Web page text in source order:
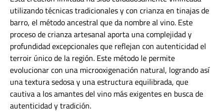
utilizando técnicas tradicionales y con crianza en tinajas de
barro, el método ancestral que da nombre al vino. Este
proceso de crianza artesanal aporta una complejidad y
profundidad excepcionales que reflejan con autenticidad el
terroir único de la región. Este método le permite
evolucionar con una microoxigenación natural, logrando así
una textura sedosa y una estructura equilibrada, que
cautiva a los amantes del vino más exigentes en busca de
autenticidad y tradición.